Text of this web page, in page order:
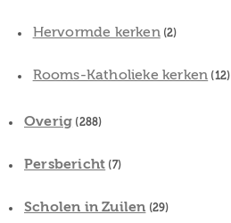
Hervormde kerken(2)
Rooms-Katholieke kerken (12)
Overig (288)
Persbericht (7)
Scholen in Zuilen (29)